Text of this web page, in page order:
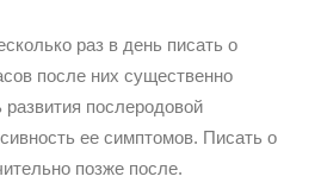
раз в день писать о
после них существенно
развития послеродовой
ее симптомов. Писать о
позже после.